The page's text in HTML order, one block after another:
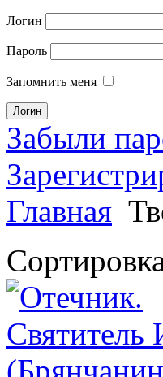
Логин
Пароль
Запомнить меня
Забыли
Главная